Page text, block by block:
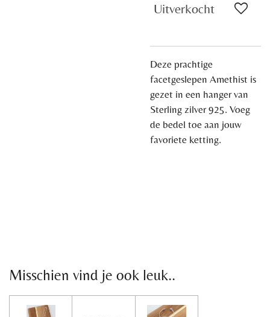
Uitverkocht
Deze prachtige
facetgeslepen Amethist is
gezet in een hanger van
Sterling zilver 925. Voeg
de bedel toe aan jouw
favoriete ketting.
Misschien vind je ook leuk..